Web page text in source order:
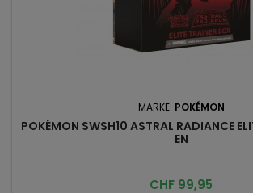
MARKE: POKÉMON
POKÉMON SWSH10 ASTRAL RADIANCE
EN
Preis
CHF 99,95